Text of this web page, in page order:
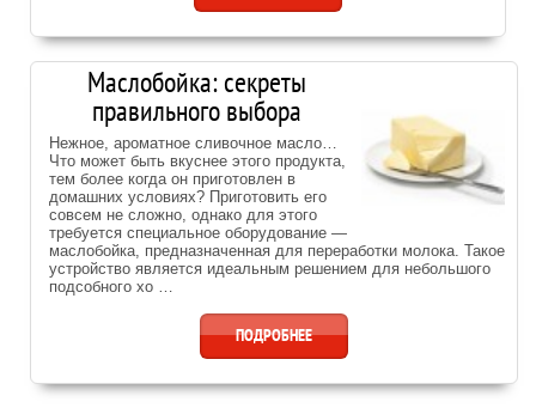
Маслобойка: секреты
правильного выбора
Нежное, ароматное сливочное масло…
Что может быть вкуснее этого продукта,
тем более когда он приготовлен в
домашних условиях? Приготовить его
совсем не сложно, однако для этого
требуется специальное оборудование —
маслобойка, предназначенная для переработки молока. Такое
устройство является идеальным решением для небольшого
подсобного хо …
ПОДРОБНЕЕ